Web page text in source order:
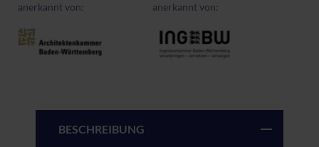
anerkannt von: anerkannt von:
BESCHREIBUNG